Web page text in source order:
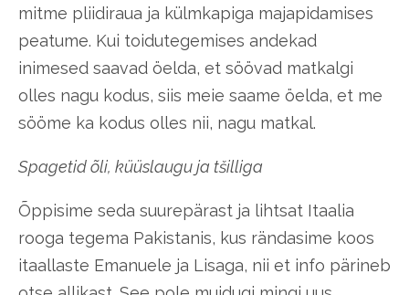
mitme pliidiraua ja külmkapiga majapidamises
peatume. Kui toidutegemises andekad
inimesed saavad öelda, et söövad matkalgi
olles nagu kodus, siis meie saame öelda, et me
sööme ka kodus olles nii, nagu matkal.
Spagetid õli, küüslaugu ja tšilliga
Õppisime seda suurepärast ja lihtsat Itaalia
rooga tegema Pakistanis, kus rändasime koos
itaallaste Emanuele ja Lisaga, nii et info pärineb